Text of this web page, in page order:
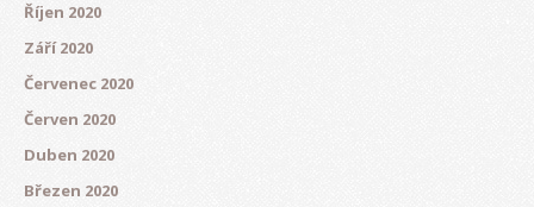
Říjen 2020
Září 2020
Červenec 2020
Červen 2020
Duben 2020
Březen 2020